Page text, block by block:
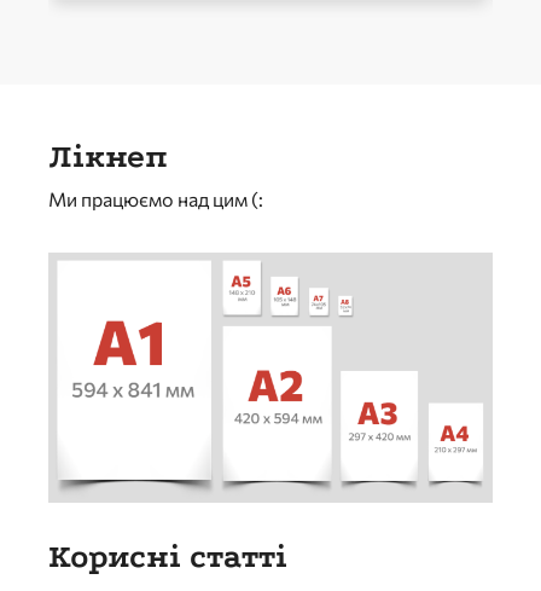
Лікнеп
Ми працюємо над цим (:
Корисні статті